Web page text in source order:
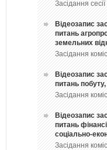
Засідання
Відеозапис
питань
земельних
Засідання
Відеозапис
питань
Засідання
Відеозапис
питань
соціально-
Засідання